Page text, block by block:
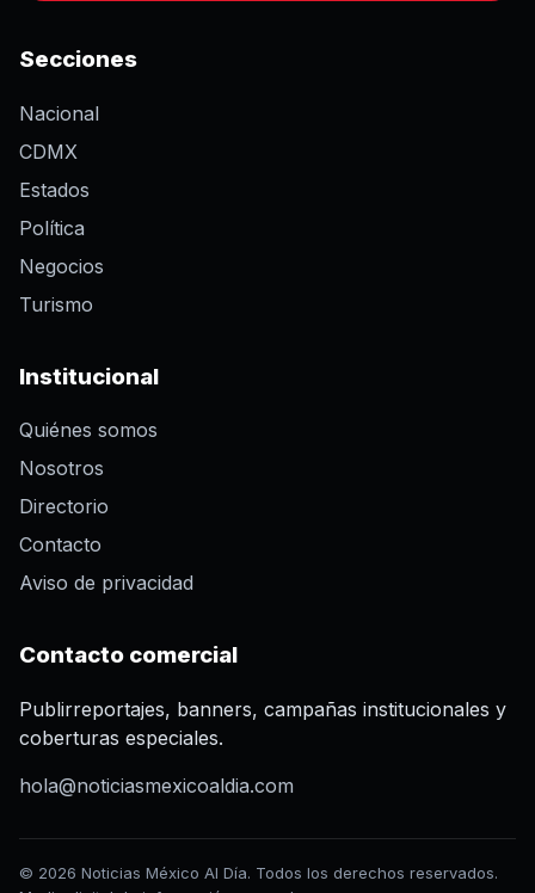
Secciones
Nacional
CDMX
Estados
Política
Negocios
Turismo
Institucional
Quiénes somos
Nosotros
Directorio
Contacto
Aviso de privacidad
Contacto comercial
Publirreportajes, banners, campañas institucionales y
coberturas especiales.
hola@noticiasmexicoaldia.com
© 2026 Noticias México Al Día. Todos los derechos reservados.